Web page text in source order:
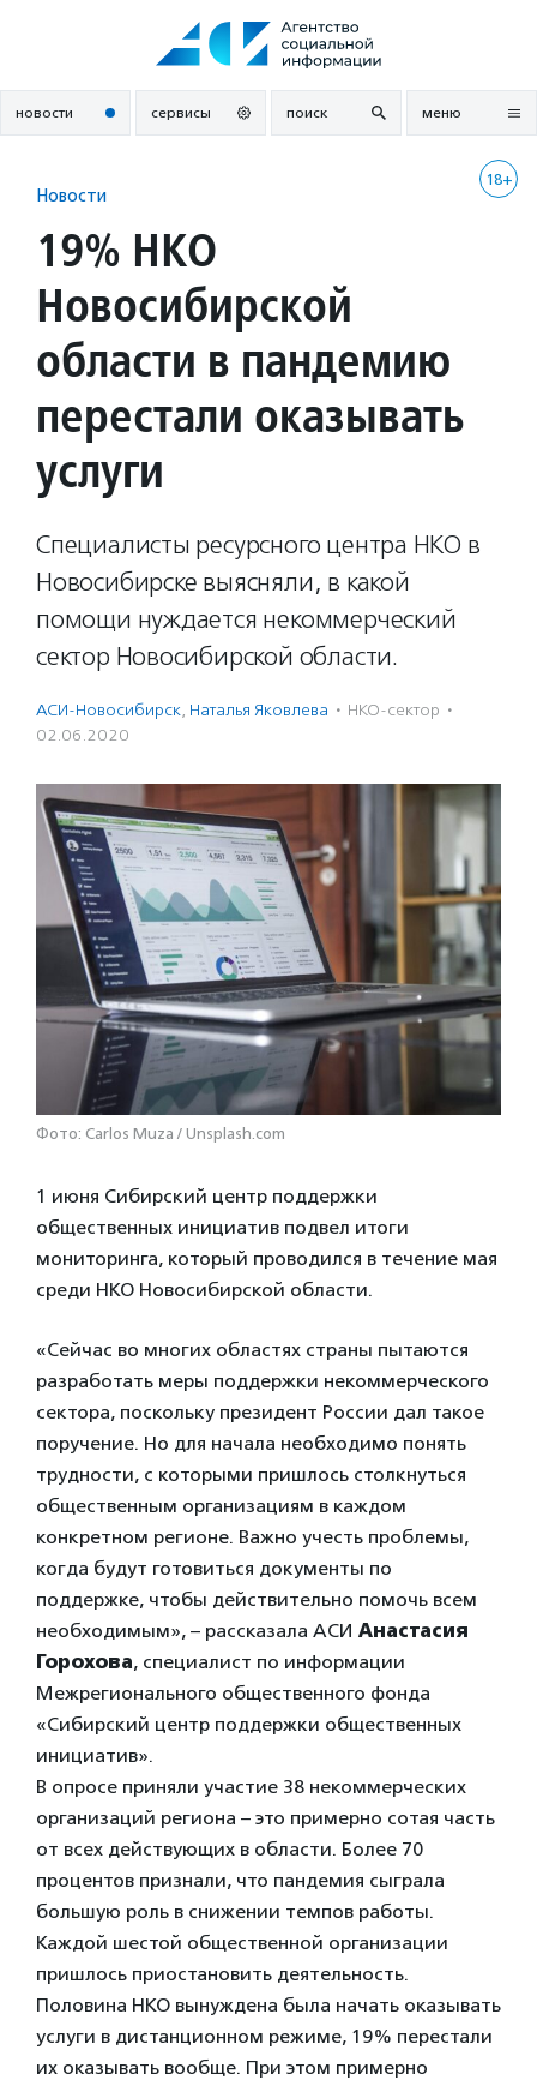
новости сервисы поиск меню
18+
Новости
19% НКО
Новосибирской
области в пандемию
перестали оказывать
услуги
Специалисты ресурсного центра НКО в
Новосибирске выясняли, в какой
помощи нуждается некоммерческий
сектор Новосибирской области.
АСИ-Новосибирск, Наталья Яковлева · НКО-сектор ·
02.06.2020
Фото: Carlos Muza / Unsplash.com
1 июня Сибирский центр поддержки
общественных инициатив подвел итоги
мониторинга, который проводился в течение мая
среди НКО Новосибирской области.
«Сейчас во многих областях страны пытаются
разработать меры поддержки некоммерческого
сектора, поскольку президент России дал такое
поручение. Но для начала необходимо понять
трудности, с которыми пришлось столкнуться
общественным организациям в каждом
конкретном регионе. Важно учесть проблемы,
когда будут готовиться документы по
поддержке, чтобы действительно помочь всем
необходимым», – рассказала АСИ Анастасия
Горохова, специалист по информации
Межрегионального общественного фонда
«Сибирский центр поддержки общественных
инициатив».
В опросе приняли участие 38 некоммерческих
организаций региона – это примерно сотая часть
от всех действующих в области. Более 70
процентов признали, что пандемия сыграла
большую роль в снижении темпов работы.
Каждой шестой общественной организации
пришлось приостановить деятельность.
Половина НКО вынуждена была начать оказывать
услуги в дистанционном режиме, 19% перестали
их оказывать вообще. При этом примерно